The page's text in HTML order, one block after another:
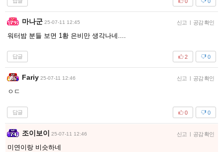
마나군 25-07-11 12:45 신고 | 공감 확인
워터밤 분들 보면 1황 은비만 생각나네....
답글 0
2
Fariy 25-07-11 12:46 신고 | 공감 확인
ㅇㄷ
답글 0
0
조이보이 25-07-11 12:46 신고 | 공감 확인
미연이랑 비슷하네